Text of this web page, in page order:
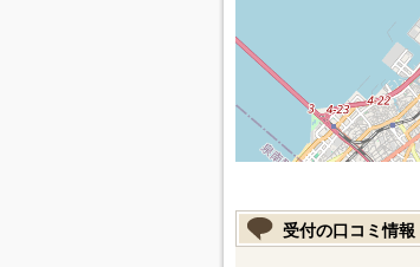
受付の口コミ情報